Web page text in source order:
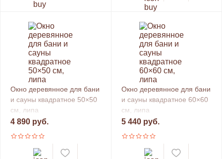
Окно деревянное для бани
и сауны квадратное 50×50
см, липа
4 890 руб.
Окно деревянное для бани
и сауны квадратное 60×60
см, липа
5 440 руб.